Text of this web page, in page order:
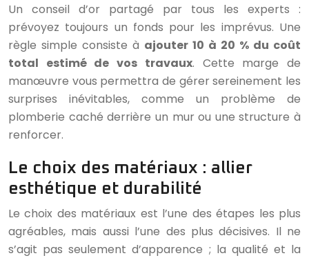
Un conseil d’or partagé par tous les experts :
prévoyez toujours un fonds pour les imprévus. Une
règle simple consiste à ajouter 10 à 20 % du coût
total estimé de vos travaux. Cette marge de
manœuvre vous permettra de gérer sereinement les
surprises inévitables, comme un problème de
plomberie caché derrière un mur ou une structure à
renforcer.
Le choix des matériaux : allier
esthétique et durabilité
Le choix des matériaux est l’une des étapes les plus
agréables, mais aussi l’une des plus décisives. Il ne
s’agit pas seulement d’apparence ; la qualité et la